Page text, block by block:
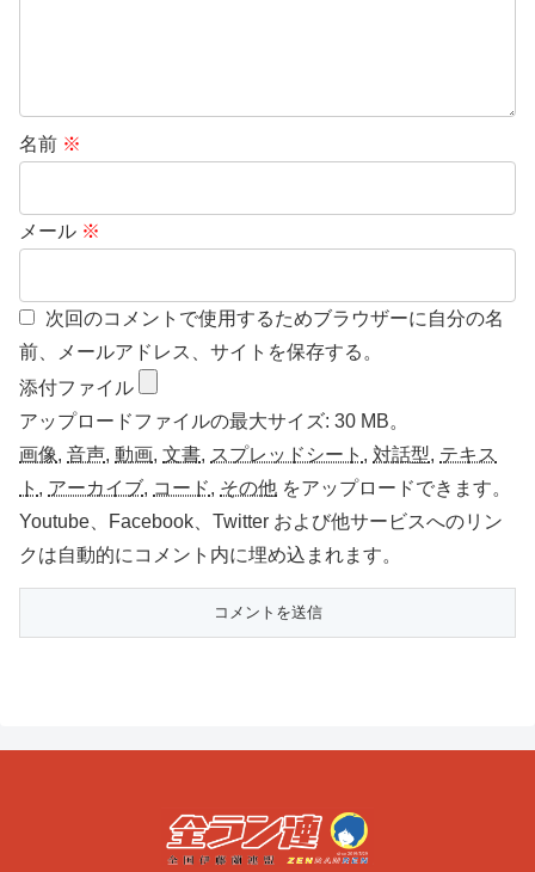
名前 ※
メール ※
次回のコメントで使用するためブラウザーに自分の名
前、メールアドレス、サイトを保存する。
添付ファイル
アップロードファイルの最大サイズ: 30 MB。
画像, 音声, 動画, 文書, スプレッドシート , 対話型, テキス
ト , アーカイブ, コード, その他 をアップロードできます。
Youtube、Facebook、Twitter および他サービスへのリン
クは自動的にコメント内に埋め込まれます。